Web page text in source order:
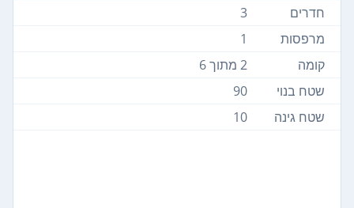
חדרים
3
מרפסות
1
קומה
2 מתוך 6
שטח בנוי
90
שטח גינה
10